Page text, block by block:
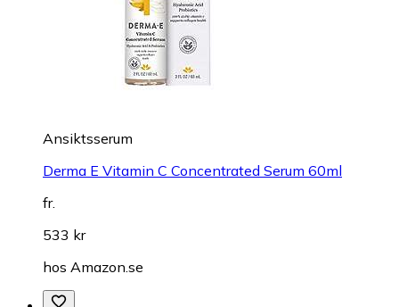
Ansiktsserum
Derma E Vitamin C Concentrated Serum 60ml
fr.
533 kr
hos Amazon.se